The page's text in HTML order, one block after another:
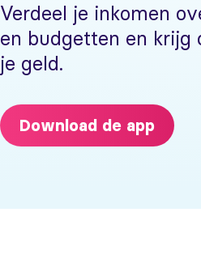
Verdeel je inkomen
en budgetten en krijg
je geld.
Download de app